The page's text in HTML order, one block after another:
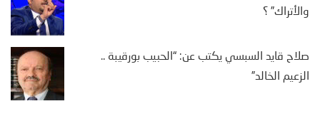
والأتراك” ؟
صلاح قايد السبسي يكتب عن: “الحبيب بورقيبة ..
الزعيم الخالد”